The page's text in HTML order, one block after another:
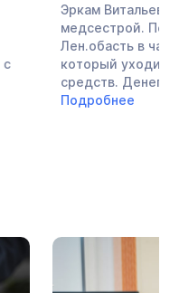
Эркам Витальевна
медсестрой.
Лен.обасть в
который уходило
средств. Денег
Подробнее